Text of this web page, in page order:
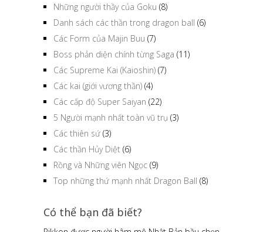
Những người thầy của Goku (8)
Danh sách các thần trong dragon ball (6)
Các Form của Majin Buu (7)
Boss phản diện chính từng Saga (11)
Các Supreme Kai (Kaioshin) (7)
Các kai (giới vương thần) (4)
Các cấp độ Super Saiyan (22)
5 Người mạnh nhất toàn vũ trụ (3)
Các thiên sứ (3)
Các thần Hủy Diệt (6)
Rồng và Những viên Ngọc (9)
Top những thứ mạnh nhất Dragon Ball (8)
Có thể bạn đã biết?